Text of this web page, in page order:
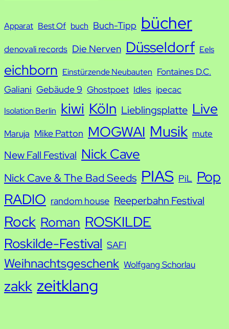
c
h
Apparat Best Of buch Buch-Tipp bücher
denovali records Die Nerven Düsseldorf Eels
eichborn Einstürzende Neubauten Fontaines D.C.
Galiani Gebäude 9 Ghostpoet Idles ipecac
Isolation Berlin kiwi Köln Lieblingsplatte Live
Maruja Mike Patton MOGWAI Musik mute
New Fall Festival Nick Cave
Nick Cave & The Bad Seeds PIAS PiL Pop
RADIO random house Reeperbahn Festival
Rock Roman ROSKILDE
Roskilde-Festival SAFI
Weihnachtsgeschenk Wolfgang Schorlau
zakk zeitklang